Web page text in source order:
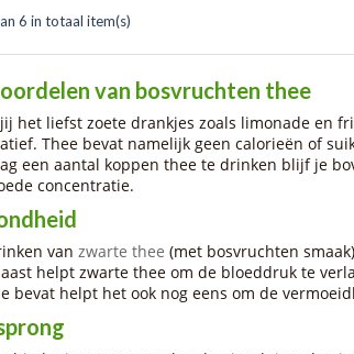
6 in totaal item(s)
van bosvruchten thee
het liefst zoete drankjes zoals limonade en
Thee bevat namelijk geen calorieën of
een aantal koppen thee te drinken blijf je
concentratie.
van zwarte thee (met bosvruchten
helpt zwarte thee om de bloeddruk te
bevat helpt het ook nog eens om de